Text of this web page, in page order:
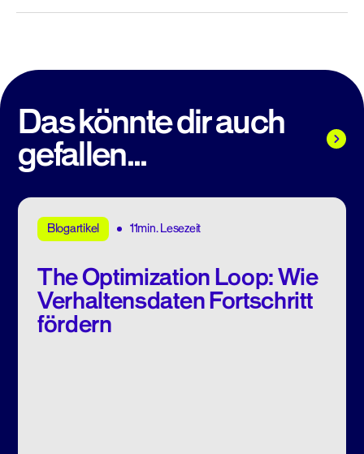
Das könnte dir auch
gefallen...
Blogartikel 11min. Lesezeit
The Optimization Loop: Wie
Verhaltensdaten Fortschritt
fördern